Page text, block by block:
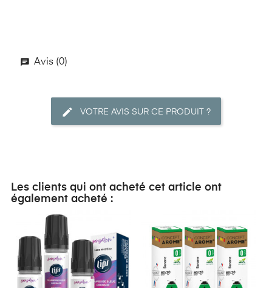
Avis (0)
VOTRE AVIS SUR CE PRODUIT ?
Les clients qui ont acheté cet article ont
également acheté :